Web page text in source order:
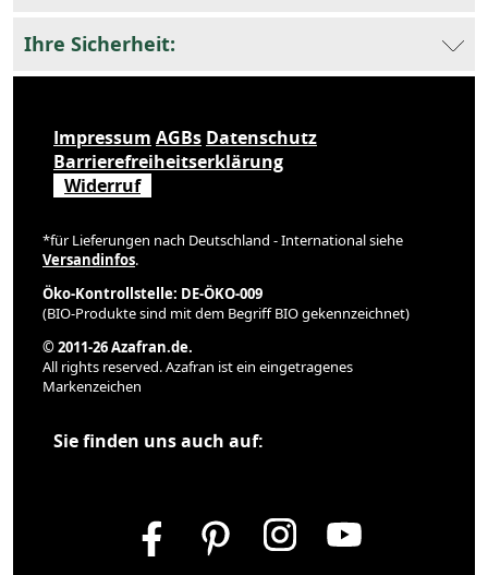
Ihre Sicherheit:
Impressum AGBs Datenschutz
Barrierefreiheitserklärung
Widerruf
*für Lieferungen nach Deutschland - International siehe
Versandinfos.
Öko-Kontrollstelle: DE-ÖKO-009
(BIO-Produkte sind mit dem Begriff BIO gekennzeichnet)
© 2011-26 Azafran.de.
All rights reserved. Azafran ist ein eingetragenes
Markenzeichen
Sie finden uns auch auf: